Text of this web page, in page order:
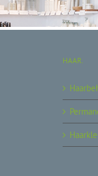
HAAR.